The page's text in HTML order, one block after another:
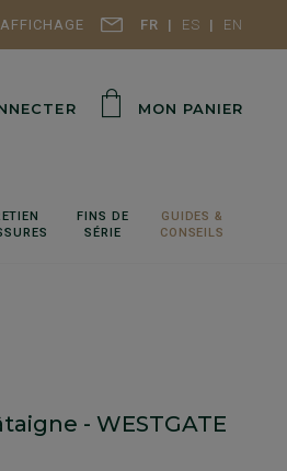
FR ES EN
MON PANIER
FINS DE
SÉRIE
GUIDES &
CONSEILS
- WESTGATE